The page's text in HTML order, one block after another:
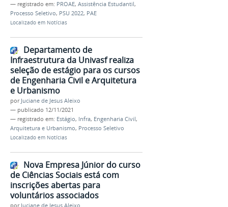
— registrado em: PROAE, Assistência Estudantil,
Processo Seletivo, PSU 2022, PAE
Localizado em Notícias
Departamento de
Infraestrutura da Univasf realiza
seleção de estágio para os cursos
de Engenharia Civil e Arquitetura
e Urbanismo
por Juciane de Jesus Aleixo
— publicado 12/11/2021
— registrado em: Estágio, Infra, Engenharia Civil,
Arquitetura e Urbanismo, Processo Seletivo
Localizado em Notícias
Nova Empresa Júnior do curso
de Ciências Sociais está com
inscrições abertas para
voluntários associados
por Juciane de Jesus Aleixo